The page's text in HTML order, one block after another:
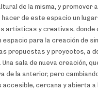
de la misma, y promover
hacer de este espacio un
artísticas y creativas, donde
espacio para la creación de
propuestas y proyectos, a
sala de nueva creación,
de la anterior, pero
accesible, cercana y abierta a